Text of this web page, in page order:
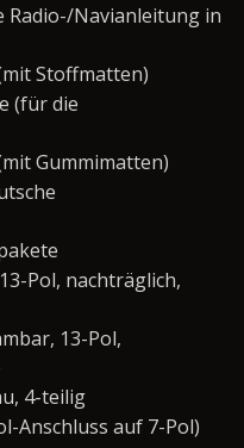
Radio-/Navianleitung in
Stoffmatten)
(für die
Gummimatten)
Pol, nachträglich,
13-Pol,
4-teilig
Anschluss auf 7-Pol)